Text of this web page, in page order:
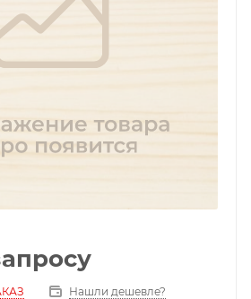
Нашли дешевле?